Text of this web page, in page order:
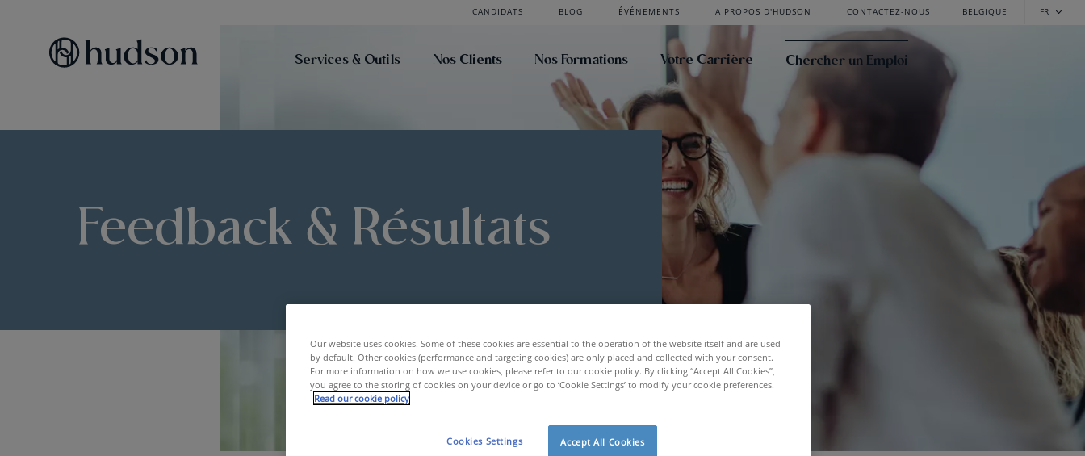
CANDIDATS BLOG ÉVÉNEMENTS A PROPOS D'HUDSON CONTACTEZ-NOUS BELGIQUE FR
Services & Outils Nos Clients Nos Formations Votre Carrière Chercher un Emploi
Feedback & Résultats
Our website uses cookies. Some of these cookies are essential to the operation of the website itself and are used
by default. Other cookies (performance and targeting cookies) are only placed and collected with your consent.
For more information on how we use cookies, please refer to our cookie policy. By clicking “Accept All Cookies”,
you agree to the storing of cookies on your device or go to ‘Cookie Settings’ to modify your cookie preferences.
Read our cookie policy
Accept All Cookies
Cookies Settings